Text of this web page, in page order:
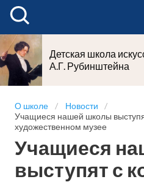
Детская школа
А.Г. Рубинштейна
О школе
Новости
Учащиеся нашей школы
художественном музее
Учащиеся
выступят с